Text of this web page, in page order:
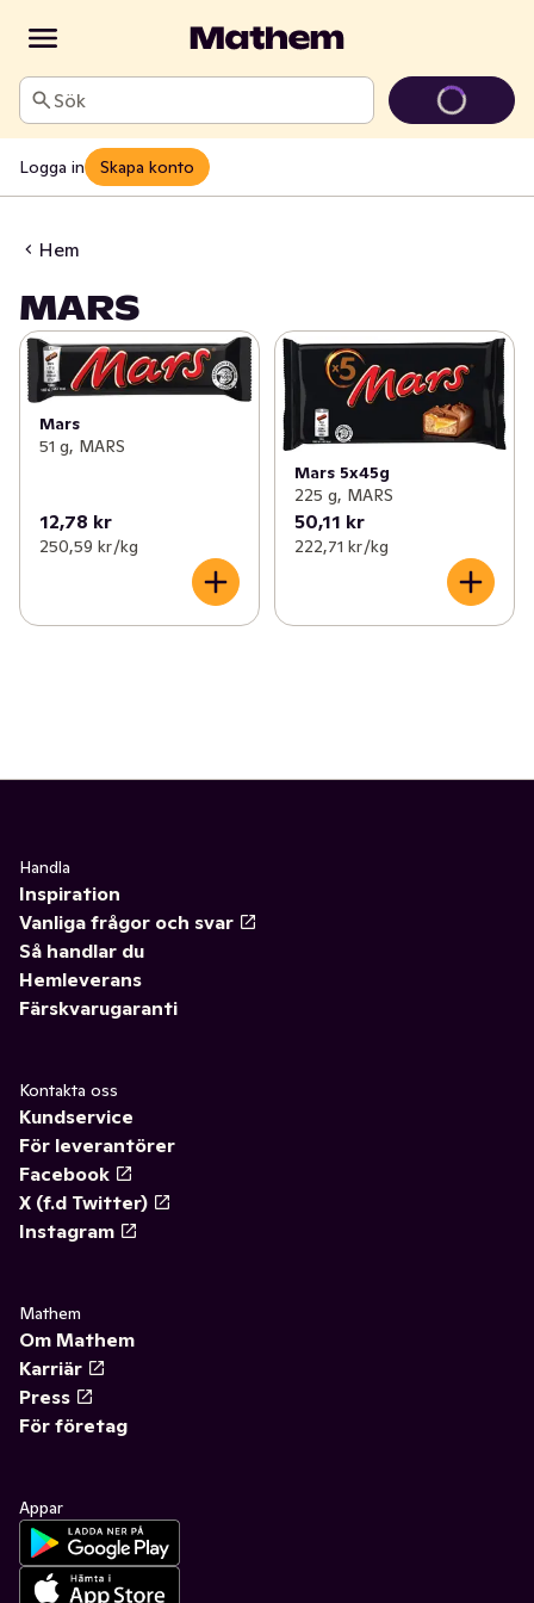
Sök
Logga in Skapa konto
Hem
MARS
Mars
51 g, MARS
12,78 kr
250,59 kr /kg
Mars 5x45g
225 g, MARS
50,11 kr
222,71 kr /kg
Handla
Inspiration
Vanliga frågor och svar
Så handlar du
Hemleverans
Färskvarugaranti
Kontakta oss
Kundservice
För leverantörer
Facebook
X (f.d Twitter)
Instagram
Mathem
Om Mathem
Karriär
Press
För företag
Appar